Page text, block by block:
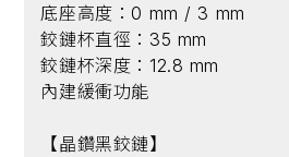
底座高度：0 mm / 3 mm
鉸鏈杯直徑：35 mm
鉸鏈杯深度：12.8 mm
內建緩衝功能
【晶鑽黑鉸鏈】